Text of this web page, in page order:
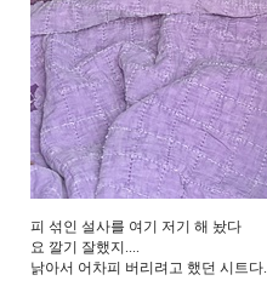
피 섞인 설사를 여기 저기 해 놨다
요 깔기 잘했지....
낡아서 어차피 버리려고 했던 시트다.